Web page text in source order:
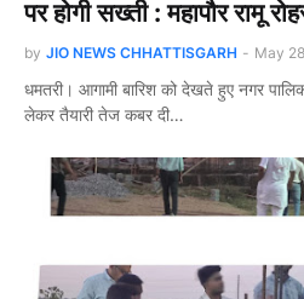
पर होगी सख्ती : महापौर रामू
by JIO NEWS CHHATTISGARH - May
धमतरी। आगामी बारिश को देखते हुए नगर
लेकर तैयारी तेज कबर दी…